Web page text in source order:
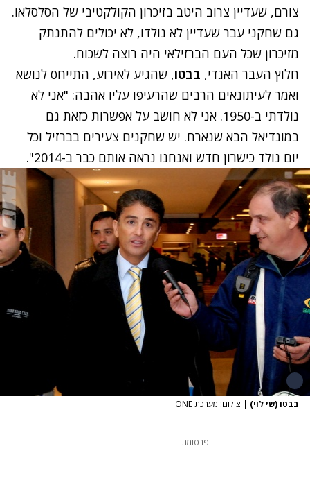
צורם, שעדיין צרוב היטב בזיכרון הקולקטיבי של הסלסלאו.
גם שחקני עבר שעדיין לא נולדו, לא יכולים להתנתק
מזיכרון שכל העם הברזילאי היה רוצה לשכוח.
חלוץ העבר האגדי, בבטו, שהגיע לאירוע, התייחס לנושא
ואמר לעיתונאים הרבים שהרעיפו עליו אהבה: "אני לא
נולדתי ב-1950. אני לא חושב על אפשרות כזאת גם
במונדיאל הבא שנארח. יש שחקנים צעירים בברזיל וכל
יום נולד כישרון חדש ואנחנו נראה אותם כבר ב-2014".
בבטו (שי לוי) | צילום: מערכת ONE
פרסומת